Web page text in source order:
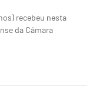
recebeu nesta
da Câmara